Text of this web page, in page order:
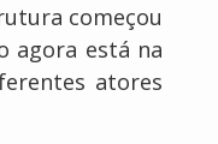
começou
agora está na
atores